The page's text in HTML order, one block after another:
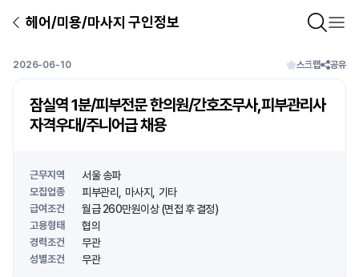
헤어/미용/마사지 구인정보
2026-06-10 스크랩 공유
잠실역 1분/피부전문 한의원/간호조무사,피부관리사
자격우대/주니어급 채용
근무지역 서울 송파
모집업종 피부관리 마사지 기타
급여조건 월급 260만원이상 (면접 후 결정)
고용형태 협의
경력조건 무관
성별조건 무관